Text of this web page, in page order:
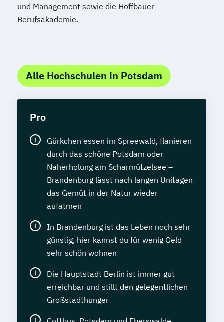
und Management sowie die Hoffbauer
Berufsakademie.
Alle Hochschulen in Potsdam
Pro
Gürkchen essen im Spreewald, flanieren
durch das schöne Potsdam oder
Naherholung am Scharmützelsee –
Brandenburg lässt nach langen Unitagen
das Gemüt in der Natur wieder
aufatmen
In Brandenburg ist das Leben noch sehr
günstig, hier kannst du für wenig Geld
sehr schön wohnen
Die Hauptstadt Berlin ist immer gut
erreichbar und stillt den gelegentlichen
Großstadthunger